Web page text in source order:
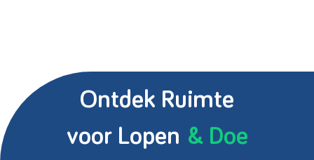
Ontdek Ruimte
voor Lopen & Doe